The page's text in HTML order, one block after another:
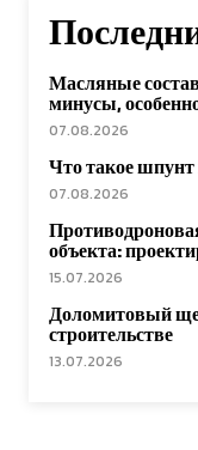
Масляные
минусы,
07.08.2026
Что такое
07.08.2026
объекта:
15.07.2026
Доломитовый
строительстве
13.07.2026